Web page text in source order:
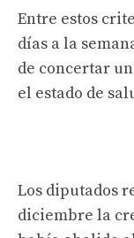
Entre estos
días a la
de concertar
el estado de
Los diputados
diciembre la